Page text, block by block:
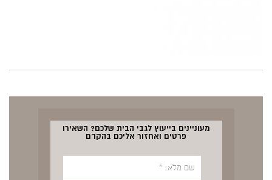
מעוניינים בייעוץ לגבי הבית שלכם? השאירו
פרטים ואחזור אליכם בהקדם